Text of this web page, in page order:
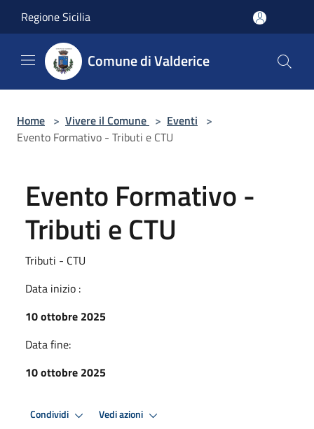
Regione Sicilia
Comune di Valderice
Home > Vivere il Comune > Eventi >
Evento Formativo - Tributi e CTU
Evento Formativo -
Tributi e CTU
Tributi - CTU
Data inizio :
10 ottobre 2025
Data fine:
10 ottobre 2025
Condividi Vedi azioni